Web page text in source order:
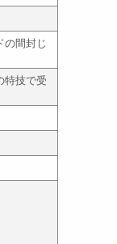
の間封じ
特技で受